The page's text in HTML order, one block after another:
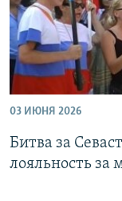
03 ИЮНЯ 2026
Битва за
лояльность за